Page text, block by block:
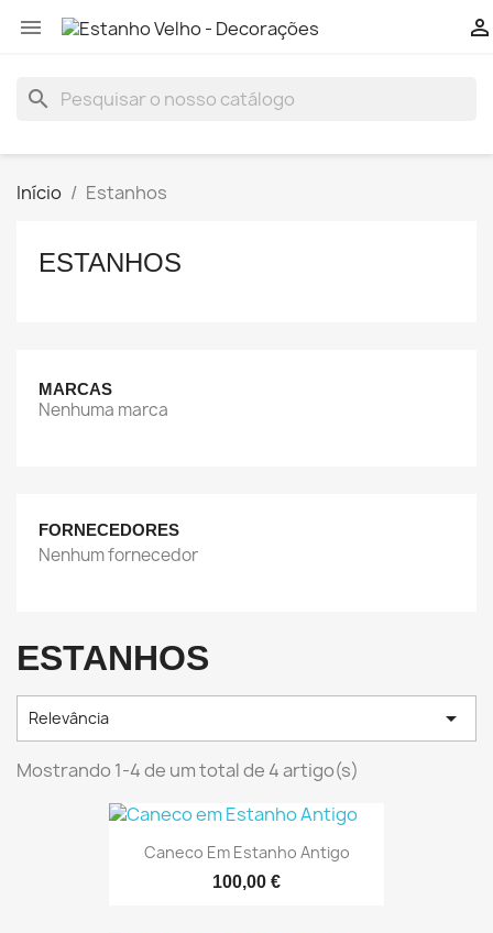
 
search
Início Estanhos
ESTANHOS
MARCAS
Nenhuma marca
FORNECEDORES
Nenhum fornecedor
ESTANHOS
Relevância 
Mostrando 1-4 de um total de 4 artigo(s)
Caneco Em Estanho Antigo
100,00 €